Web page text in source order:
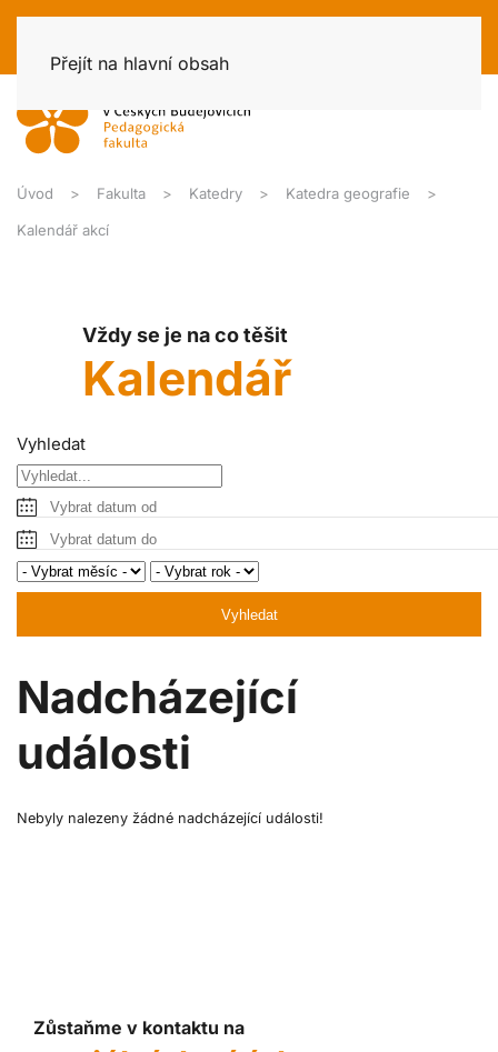
Přejít na hlavní obsah
Úvod Fakulta Katedry Katedra geografie
Kalendář akcí
Vždy se je na co těšit
Kalendář
Vyhledat
Vyhledat
Nadcházející
události
Nebyly nalezeny žádné nadcházející události!
Zůstaňme v kontaktu na